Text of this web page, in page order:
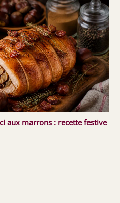
aux marrons : recette festive